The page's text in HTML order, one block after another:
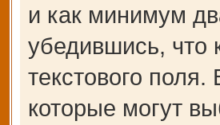
и как минимум
убедившись, что
текстового
которые могут